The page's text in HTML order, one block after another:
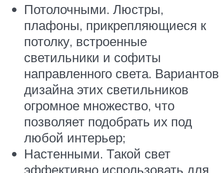
Потолочными. Люстры,
плафоны, прикрепляющиеся к
потолку, встроенные
светильники и софиты
направленного света. Вариантов
дизайна этих светильников
огромное множество, что
позволяет подобрать их под
любой интерьер;
Настенными. Такой свет
эффективно использовать для